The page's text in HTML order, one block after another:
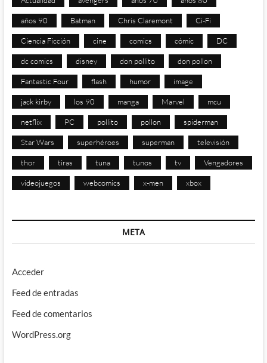
años 90 Batman Chris Claremont Ci-Fi
Ciencia Ficción cine comics cómic DC
dc comics disney don pollito don pollon
Fantastic Four flash humor image
jack kirby los 90 manga Marvel mcu
netflix PC pollito pollon spiderman
Star Wars superhéroes superman televisión
thor tiras tuna tunos tv Vengadores
videojuegos webcomics x-men xbox
META
Acceder
Feed de entradas
Feed de comentarios
WordPress.org